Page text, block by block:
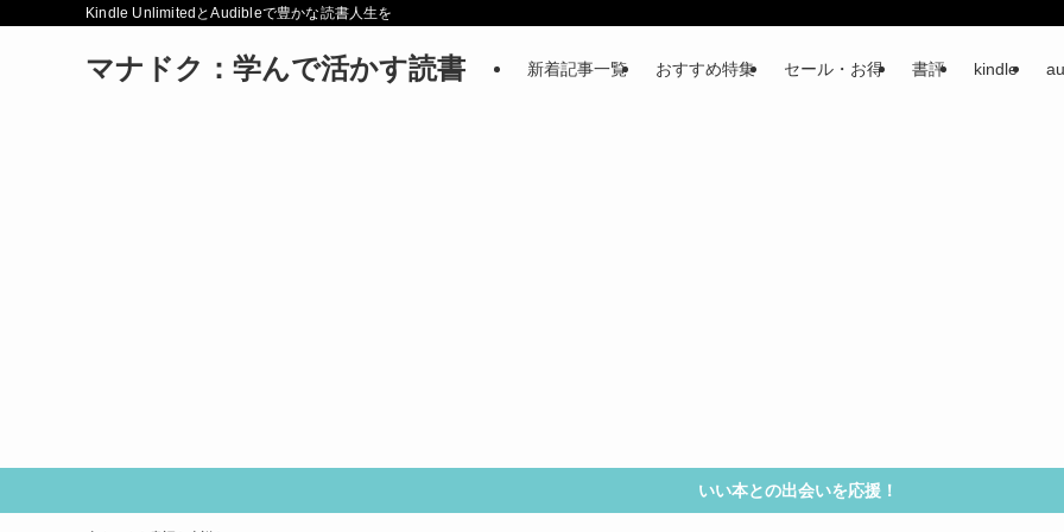
Kindle UnlimitedとAudibleで豊かな読書人生を
マナドク：学んで活かす読書 新着記事一覧 おすすめ特集 セール・お得 書評 kindle
いい本との出会いを応援！